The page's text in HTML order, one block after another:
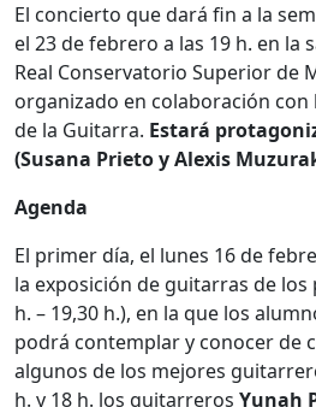
El concierto que dará fin a la
el 23 de febrero a las 19 h. en la
Real Conservatorio Superior de
organizado en colaboración con
de la Guitarra. Estará
(Susana Prieto y Alexis
Agenda
El primer día, el lunes 16 de
la exposición de guitarras de
h. – 19,30 h.), en la que los
podrá contemplar y conocer de
algunos de los mejores
h. y 18 h. los guitarreros Yunah